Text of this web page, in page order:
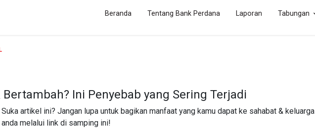
Beranda (current)Tentang Bank Perdana Laporan Tabungan
Ini Penyebab yang Sering Terjadi
Suka artikel ini? Jangan lupa untuk bagikan manfaat yang kamu dapat ke sahabat & keluarga
anda melalui link di samping ini!